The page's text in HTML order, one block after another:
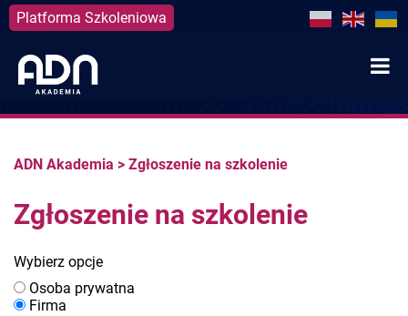
Platforma Szkoleniowa
content
ADN Akademia > Zgłoszenie na szkolenie
Zgłoszenie na szkolenie
Wybierz opcje
Osoba prywatna
Firma